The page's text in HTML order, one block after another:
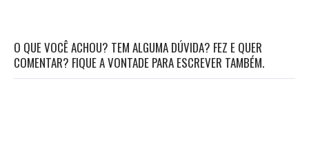
O QUE VOCÊ ACHOU? TEM ALGUMA DÚVIDA? FEZ E QUER
COMENTAR? FIQUE A VONTADE PARA ESCREVER TAMBÉM.